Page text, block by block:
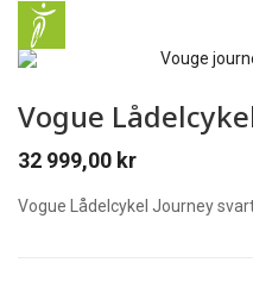
Vogue
32 999,00 kr
Vogue Lådelcykel Journey